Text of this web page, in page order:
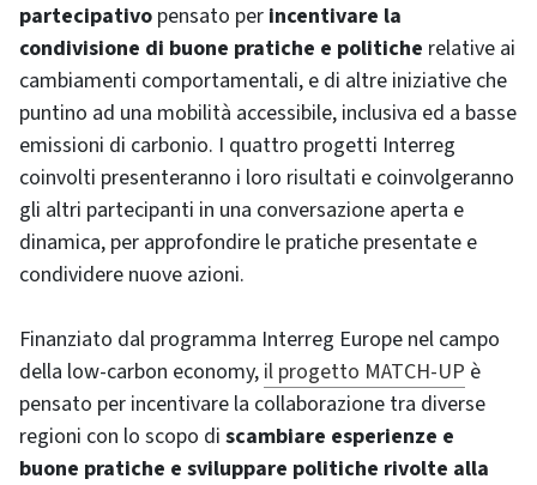
partecipativo pensato per incentivare la
condivisione di buone pratiche e politiche relative ai
cambiamenti comportamentali, e di altre iniziative che
puntino ad una mobilità accessibile, inclusiva ed a basse
emissioni di carbonio. I quattro progetti Interreg
coinvolti presenteranno i loro risultati e coinvolgeranno
gli altri partecipanti in una conversazione aperta e
dinamica, per approfondire le pratiche presentate e
condividere nuove azioni.
Finanziato dal programma Interreg Europe nel campo
della low-carbon economy, il progetto MATCH-UP è
pensato per incentivare la collaborazione tra diverse
regioni con lo scopo di scambiare esperienze e
buone pratiche e sviluppare politiche rivolte alla